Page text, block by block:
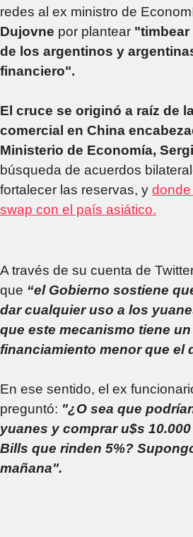
redes al ex ministro de
Dujovne por plantear "timbear
de los argentinos y
financiero".
El cruce se originó a raíz de
comercial en China
Ministerio de Economía,
búsqueda de acuerdos
fortalecer las reservas, y donde
swap con el país asiático.
A través de su cuenta de
que “el Gobierno sostiene
dar cualquier uso a los
que este mecanismo tiene
financiamiento menor que el
En ese sentido, el ex
preguntó: "¿O sea que
yuanes y comprar u$s
Bills que rinden 5%?
mañana".